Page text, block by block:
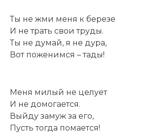
Ты не жми меня к березе
И не трать свои труды.
Ты не думай, я не дура,
Вот поженимся – тады!
Меня милый не целует
И не домогается.
Выйду замуж за его,
Пусть тогда помается!